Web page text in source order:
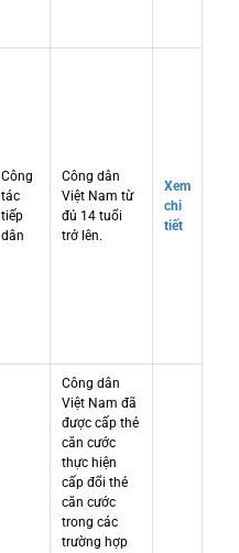
Công
tác
tiếp
dân
Công dân
Việt Nam từ
đủ 14 tuổi
trở lên.
Xem
chi
tiết
Công dân
Việt Nam đã
được cấp thẻ
căn cước
thực hiện
cấp đổi thẻ
căn cước
trong các
trường hợp